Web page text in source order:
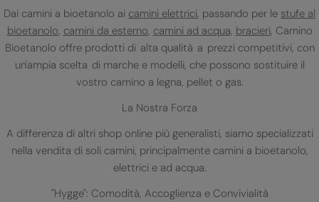
Dai camini a bioetanolo ai camini elettrici, passando per le stufe al
bioetanolo, camini da esterno, camini ad acqua, bracieri, Camino
Bioetanolo offre prodotti di alta qualità a prezzi competitivi, con
un'ampia scelta di marche e modelli, che possono sostituire il
vostro camino a legna, pellet o gas.
La Nostra Forza
A differenza di altri shop online più generalisti, siamo specializzati
nella vendita di soli camini, principalmente camini a bioetanolo,
elettrici e ad acqua.
"Hygge": Comodità, Accoglienza e Convivialità